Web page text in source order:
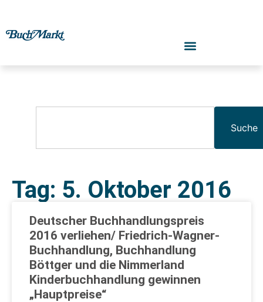
Suche
Tag: 5. Oktober 2016
Deutscher Buchhandlungspreis
2016 verliehen/ Friedrich-Wagner-
Buchhandlung, Buchhandlung
Böttger und die Nimmerland
Kinderbuchhandlung gewinnen
„Hauptpreise“